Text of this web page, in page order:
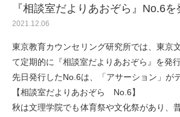
『相談室だよりあおぞら』No.6
2021.12.06
東京教育カウンセリング研究所では、東京
て定期的に『相談室だよりあおぞら』を発
先日発行したNo.6は、「アサーション」が
【相談室だよりあおぞら No.6】
秋は文理学院でも体育祭や文化祭があり、